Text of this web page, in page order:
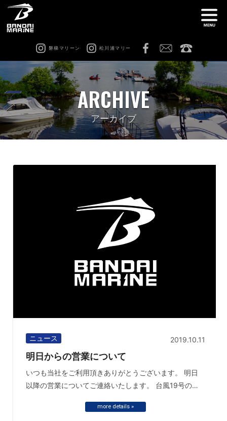
磐梯マリーン 松川浦マリー
船舶免許教室 在庫情報
レンタル 猪苗代ビーチサイドマリーナ
ARCHIVE
アーカイブ
ニュース 2019.10.11
明日からの営業について
いつも当社をご利用頂きありがとうございます。 明日
以降の営業についてご連絡いたします。 台風19号の影
more details »